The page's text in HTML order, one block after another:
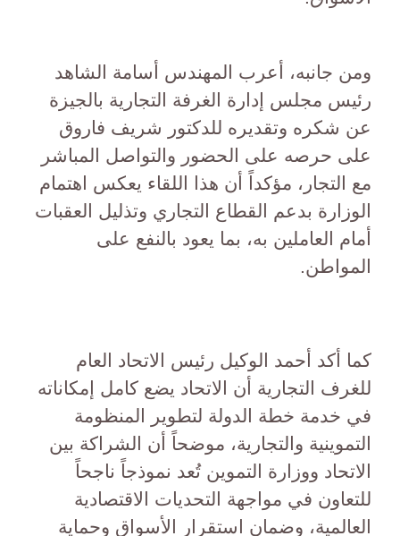
ومن جانبه، أعرب المهندس أسامة الشاهد
رئيس مجلس إدارة الغرفة التجارية بالجيزة
عن شكره وتقديره للدكتور شريف فاروق
على حرصه على الحضور والتواصل المباشر
مع التجار، مؤكداً أن هذا اللقاء يعكس اهتمام
الوزارة بدعم القطاع التجاري وتذليل العقبات
أمام العاملين به، بما يعود بالنفع على
المواطن.
كما أكد أحمد الوكيل رئيس الاتحاد العام
للغرف التجارية أن الاتحاد يضع كامل إمكاناته
في خدمة خطة الدولة لتطوير المنظومة
التموينية والتجارية، موضحاً أن الشراكة بين
الاتحاد ووزارة التموين تُعد نموذجاً ناجحاً
للتعاون في مواجهة التحديات الاقتصادية
العالمية، وضمان استقرار الأسواق وحماية